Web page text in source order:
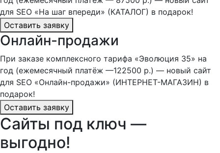
для SEO «На шаг впереди» (КАТАЛОГ) в подарок!
Оставить заявку
Онлайн-продажи
При заказе комплексного тарифа «Эволюция 35» на
год (ежемесячный платёж —122500 р.) — новый сайт
для SEO «Онлайн-продажи» (ИНТЕРНЕТ-МАГАЗИН) в
подарок!
Оставить заявку
Сайты под ключ —
выгодно!